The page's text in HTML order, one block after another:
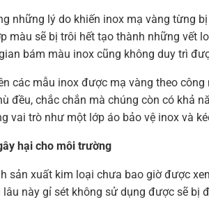
những lý do khiến inox mạ vàng từng
màu sẽ bị trôi hết tạo thành những vết
bám màu inox cũng không duy trì
các mẫu inox được mạ vàng theo
đều, chắc chắn mà chúng còn có khả
vai trò như một lớp áo bảo vệ inox và
hại cho môi trường
sản xuất kim loại chưa bao giờ được
lâu này gỉ sét không sử dụng được sẽ bị